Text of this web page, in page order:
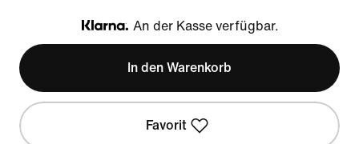
Klarna
An der Kasse verfügbar.
In den Warenkorb
Favorit